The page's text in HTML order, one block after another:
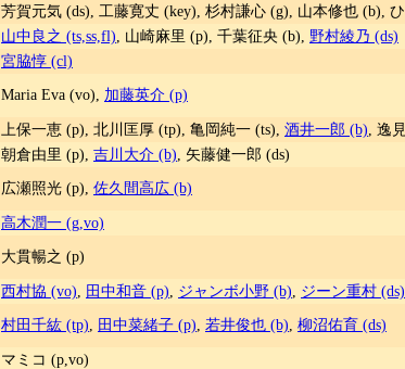
芳賀元気 (ds), 工藤寛丈 (key), 杉村謙心 (g), 山本修也 (b),
山中良之 (ts,ss,fl) , 山崎麻里 (p), 千葉征央 (b), 野村綾乃 (ds)
宮脇惇 (cl)
Maria Eva (vo), 加藤英介 (p)
上保一恵 (p), 北川匡厚 (tp), 亀岡純一 (ts), 酒井一郎 (b) , 逸
朝倉由里 (p), 吉川大介 (b) , 矢藤健一郎 (ds)
広瀬照光 (p), 佐久間高広 (b)
高木潤一 (g,vo)
大貫暢之 (p)
西村協 (vo) 田中和音 (p) ジャンボ小野 (b)
ジーン重村 (ds)
村田千紘 (tp) 田中菜緒子 (p) 若井俊也 (b) 柳沼佑育 (ds)
マミコ (p,vo)